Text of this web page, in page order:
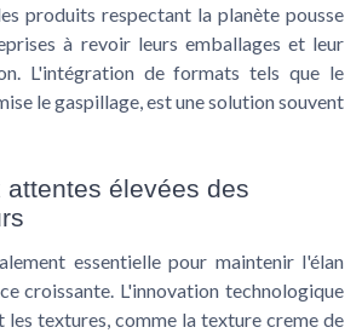
produits respectant la planète pousse
à revoir leurs emballages et leur
L'intégration de formats tels que le
le gaspillage, est une solution souvent
attentes élevées des
essentielle pour maintenir l'élan
croissante. L'innovation technologique
les textures, comme la texture creme de